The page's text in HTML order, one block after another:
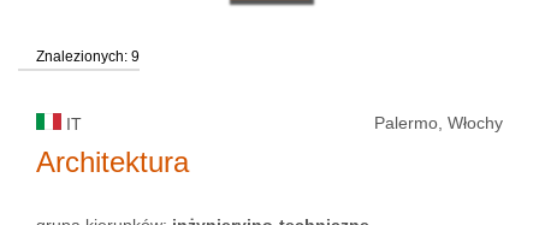
status uczelni
Znalezionych: 9
IT Palermo, Włochy
Architektura